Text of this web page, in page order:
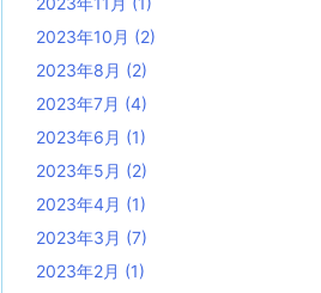
2023年10月 (2)
2023年8月 (2)
2023年7月 (4)
2023年6月 (1)
2023年5月 (2)
2023年4月 (1)
2023年3月 (7)
2023年2月 (1)